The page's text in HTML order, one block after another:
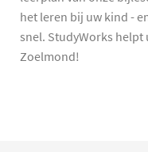
het leren bij uw kind -
snel. StudyWorks helpt
Zoelmond!